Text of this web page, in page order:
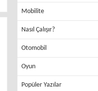
Mobilite
Nasıl Çalışır?
Otomobil
Oyun
Popüler Yazılar